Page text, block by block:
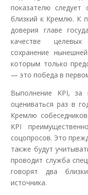
показателю следует
близкий к Кремлю. К
доверия главе
качестве целевых
сохранение
которым только
— это победа в
Выполнение KPI, за
оцениваться раз в
Кремлю
KPI
соцопросов. Это
также будут
проводит служба
говорят два
источника.